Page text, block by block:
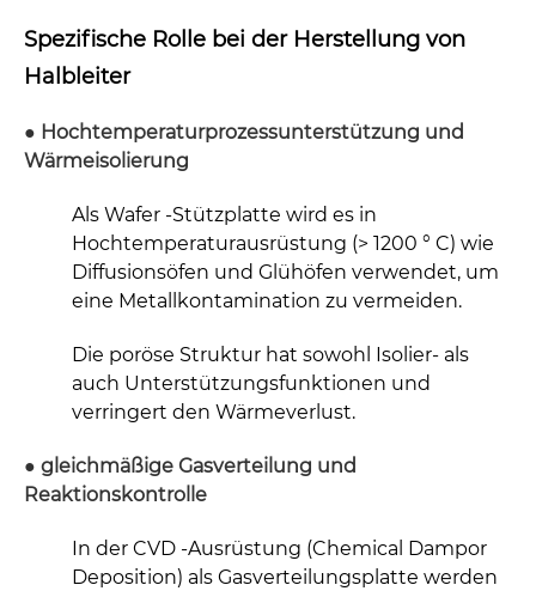
Spezifische Rolle bei der Herstellung von
Halbleiter
● Hochtemperaturprozessunterstützung und
Wärmeisolierung
Als Wafer -Stützplatte wird es in
Hochtemperaturausrüstung (> 1200 ° C) wie
Diffusionsöfen und Glühöfen verwendet, um
eine Metallkontamination zu vermeiden.
Die poröse Struktur hat sowohl Isolier- als
auch Unterstützungsfunktionen und
verringert den Wärmeverlust.
● gleichmäßige Gasverteilung und
Reaktionskontrolle
In der CVD -Ausrüstung (Chemical Dampor
Deposition) als Gasverteilungsplatte werden